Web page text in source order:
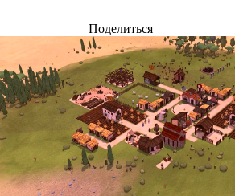
Поделиться